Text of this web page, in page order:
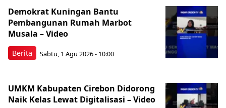
Berita
Demokrat Kuningan Bantu
Pembangunan Rumah Marbot
Musala – Video
Sabtu, 1 Agu 2026 - 10:00
‎UMKM Kabupaten Cirebon Didorong
Naik Kelas Lewat Digitalisasi – Video